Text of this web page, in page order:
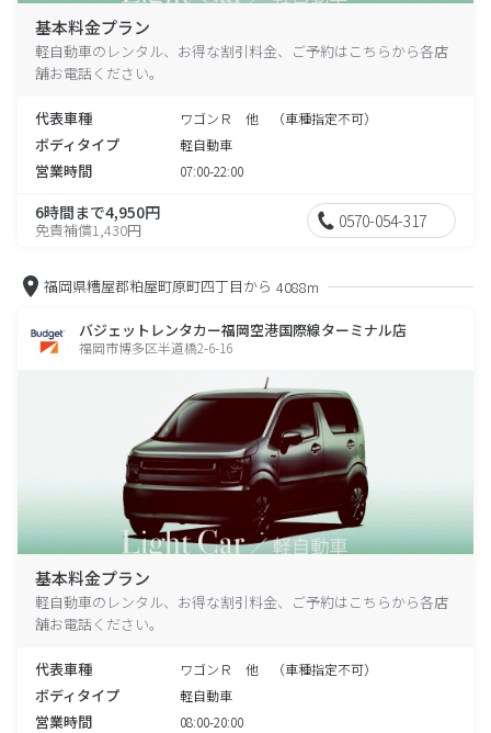
基本料金プラン
軽自動車のレンタル、お得な割引料金、ご予約はこちらから各店
舗お電話ください。
代表車種 ワゴンＲ 他 （車種指定不可）
ボディタイプ 軽自動車
営業時間 07:00-22:00
6時間まで4,950円
免責補償1,430円 0570-054-317
福岡県糟屋郡粕屋町原町四丁目から 4088m
バジェットレンタカー福岡空港国際線ターミナル店
福岡市博多区半道橋2-6-16
基本料金プラン
軽自動車のレンタル、お得な割引料金、ご予約はこちらから各店
舗お電話ください。
代表車種 ワゴンＲ 他 （車種指定不可）
ボディタイプ 軽自動車
営業時間 08:00-20:00